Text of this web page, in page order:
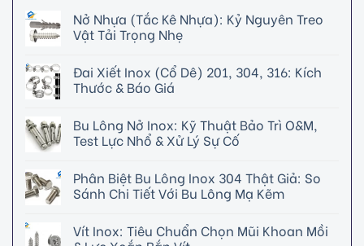
Nở Nhựa (Tắc Kê Nhựa): Kỷ Nguyên Treo
Vật Tải Trọng Nhẹ
Đai Xiết Inox (Cổ Dê) 201, 304, 316: Kích
Thước & Báo Giá
Bu Lông Nở Inox: Kỹ Thuật Bảo Trì O&M,
Test Lực Nhổ & Xử Lý Sự Cố
Phân Biệt Bu Lông Inox 304 Thật Giả: So
Sánh Chi Tiết Với Bu Lông Mạ Kẽm
Vít Inox: Tiêu Chuẩn Chọn Mũi Khoan Mồi